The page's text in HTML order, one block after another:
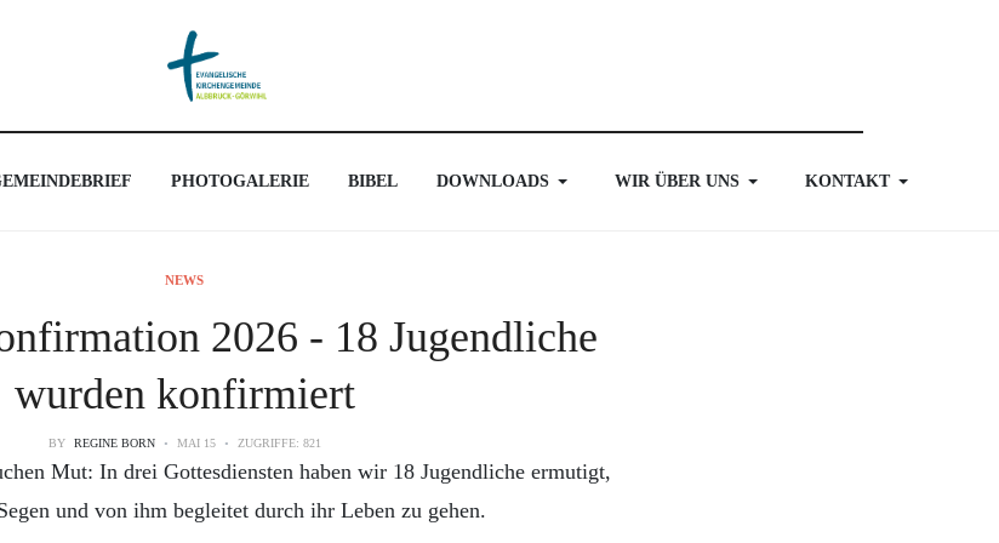
PHOTOGALERIE BIBEL DOWNLOADS WIR ÜBER UNS KONTAKT
NEWS
2026 - 18 Jugendliche
wurden konfirmiert
BY REGINE BORN MAI 15 ZUGRIFFE: 821
Mut: In drei Gottesdiensten haben wir 18 Jugendliche ermutigt,
und von ihm begleitet durch ihr Leben zu gehen.